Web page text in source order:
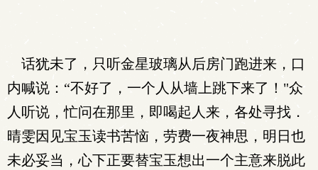
话犹未了，只听金星玻璃从后房门跑进来，口
内喊说：“不好了，一个人从墙上跳下来了！"众
人听说，忙问在那里，即喝起人来，各处寻找．
晴雯因见宝玉读书苦恼，劳费一夜神思，明日也
未必妥当，心下正要替宝玉想出一个主意来脱此